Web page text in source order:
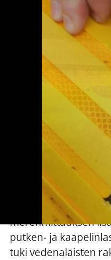
Arctiassa tehdään
mahdollistetaan
ainutkertainen
ratkaisut, joita
toteutamme.
jäänmurron,
merenmittauksen
putken- ja
tuki vedenalaisten